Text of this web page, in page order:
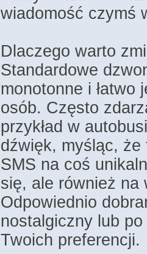
wiadomość czymś
Dlaczego warto
Standardowe
monotonne i łatwo
osób. Często
przykład w
dźwięk, myśląc,
SMS na coś
się, ale również na
Odpowiednio
nostalgiczny lub
Twoich preferencji.